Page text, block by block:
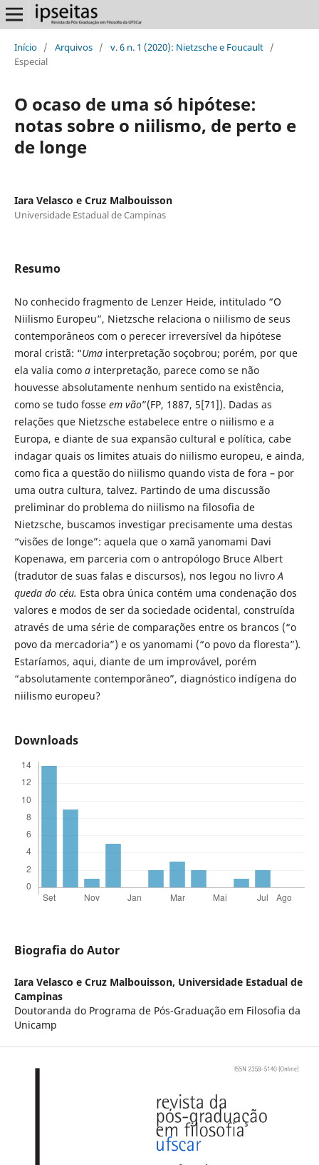
Início / Arquivos / v. 6 n. 1 (2020): Nietzsche e Foucault /
Especial
O ocaso de uma só hipótese:
notas sobre o niilismo, de perto e
de longe
Iara Velasco e Cruz Malbouisson
Universidade Estadual de Campinas
Resumo
No conhecido fragmento de Lenzer Heide, intitulado “O
Niilismo Europeu”, Nietzsche relaciona o niilismo de seus
contemporâneos com o perecer irreversível da hipótese
moral cristã: “Uma interpretação soçobrou; porém, por que
ela valia como a interpretação, parece como se não
houvesse absolutamente nenhum sentido na existência,
como se tudo fosse em vão”(FP, 1887, 5[71]). Dadas as
relações que Nietzsche estabelece entre o niilismo e a
Europa, e diante de sua expansão cultural e política, cabe
indagar quais os limites atuais do niilismo europeu, e ainda,
como fica a questão do niilismo quando vista de fora – por
uma outra cultura, talvez. Partindo de uma discussão
preliminar do problema do niilismo na filosofia de
Nietzsche, buscamos investigar precisamente uma destas
“visões de longe”: aquela que o xamã yanomami Davi
Kopenawa, em parceria com o antropólogo Bruce Albert
(tradutor de suas falas e discursos), nos legou no livroA
queda do céu. Esta obra única contém uma condenação dos
valores e modos de ser da sociedade ocidental, construída
através de uma série de comparações entre os brancos (“o
povo da mercadoria”) e os yanomami (“o povo da floresta”).
Estaríamos, aqui, diante de um improvável, porém
“absolutamente contemporâneo”, diagnóstico indígena do
niilismo europeu?
Downloads
Biografia do Autor
Iara Velasco e Cruz Malbouisson, Universidade Estadual de
Campinas
Doutoranda do Programa de Pós-Graduação em Filosofia da
Unicamp